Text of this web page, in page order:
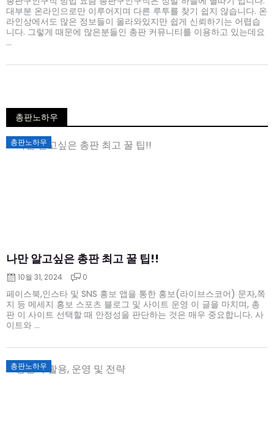
대부분 온라인으로만 이루어지며 다른 루투를 찾기 쉽지 않습니다. 온
라인상에서도 많은 정보들이 올라와있지만 쉽게 신뢰하기는 어렵습
니다. 그렇게 때문에 많은분들인 총판 커뮤니티를 이용하고 있는데요
...
총판노하우
총판노하우
나만 알고싶은 총판 최고 꿀 팁!!
Posted
on
10월 31, 2024 0
페이스북,인스타 및 SNS 홍보 앱을 통한 홍보(라이브스코어) 문자,쪽
지 등 메세지 홍보 스포츠 블로그 및 사이트 운영 이 글을 마치며, 총
판 이 사이트 선택할 때 안정성을 판단하는 것은 매우 중요합니다. 사
이트와 ...
총판노하우
Posted
on